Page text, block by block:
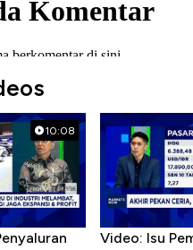
10:08
Video: Isu